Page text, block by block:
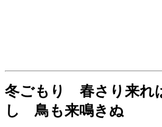
冬ごもり 春さり来れ
し 鳥も来鳴きぬ